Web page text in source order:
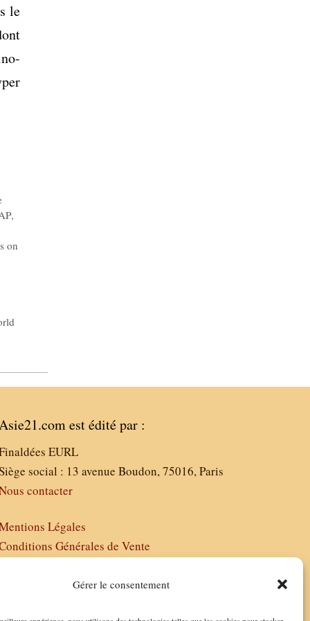
Gérer le consentement
le
,
on
est édité par :
EURL
social : 13 avenue Boudon, 75016, Paris
contacter
Légales
Générales de Vente